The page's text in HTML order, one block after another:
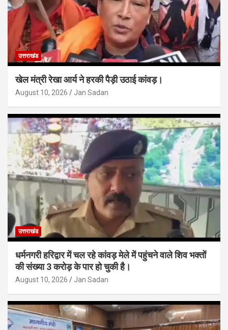
उत्तराखंड
खेल मंत्री रेखा आर्य ने हरकी पैड़ी उठाई कांवड़।
August 10, 2026 Jan Sadan
उत्तराखंड
धर्मनगरी हरिद्वार में चल रहे कांवड़ मेले में पहुंचने वाले शिव भक्तों
की संख्या 3 करोड़ के पार हो चुकी है।
August 10, 2026 Jan Sadan